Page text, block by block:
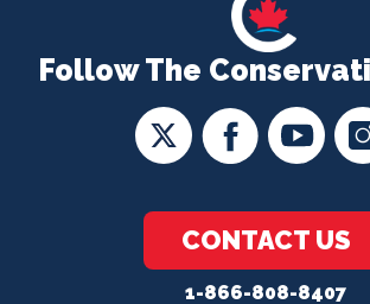
Follow The
CONTACT US
1-866-808-8407